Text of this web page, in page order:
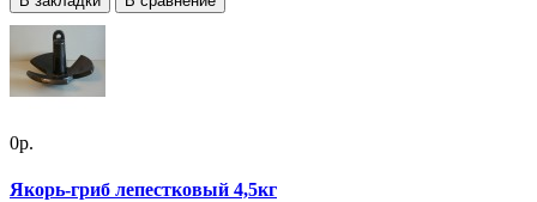
0р.
Якорь-гриб лепестковый 4,5кг